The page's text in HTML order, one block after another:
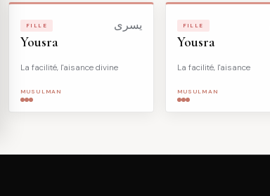
FILLE يسرى
Yousra
La facilité, l'aisance divine
MUSULMAN
FILLE
Yousra
La facilité, l'aisance
MUSULMAN